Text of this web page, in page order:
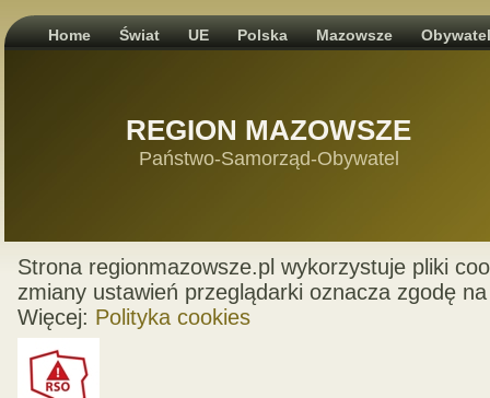
Home Świat UE Polska Mazowsze
REGION MAZOWSZE
Państwo-Samorząd-Obywatel
Strona regionmazowsze.pl wykorzystuje pliki
zmiany ustawień przeglądarki oznacza zgodę
Więcej: Polityka cookies